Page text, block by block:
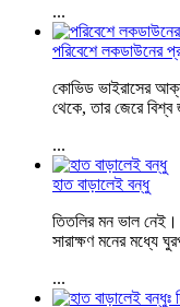
...
পরিবেশে লকডাউনের
কোভিড ভাইরাসের
থেকে, তার জেরে
...
হাত বাড়ালেই বন্ধু
তিতলির মন ভাল
সারাক্ষণ মনের মধ্যে
...